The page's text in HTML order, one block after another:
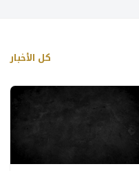
كل الأخبار